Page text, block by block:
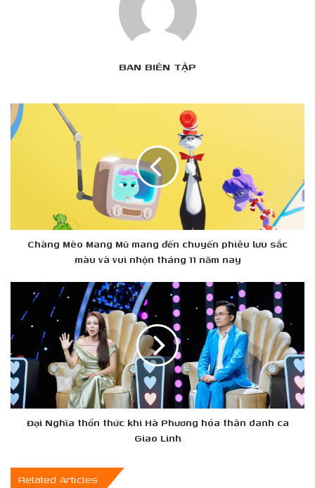
BAN BIÊN TẬP
Chàng
Mèo
Mang
lưu
tháng
nay
Chàng Mèo Mang Mũ mang đến chuyến phiêu lưu sắc
màu và vui nhộn tháng 11 năm nay
thổn
thức
Hà
Phương
hóa
thân
danh
Linh
Đại Nghĩa thổn thức khi Hà Phương hóa thân danh ca
Giao Linh
Related Articles